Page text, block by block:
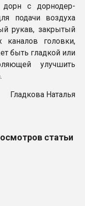
дорн с дорнодер-
подачи воздуха
рукав, закрытый
каналов головки,
быть гладкой или
улучшить
Гладкова Наталья
статьи